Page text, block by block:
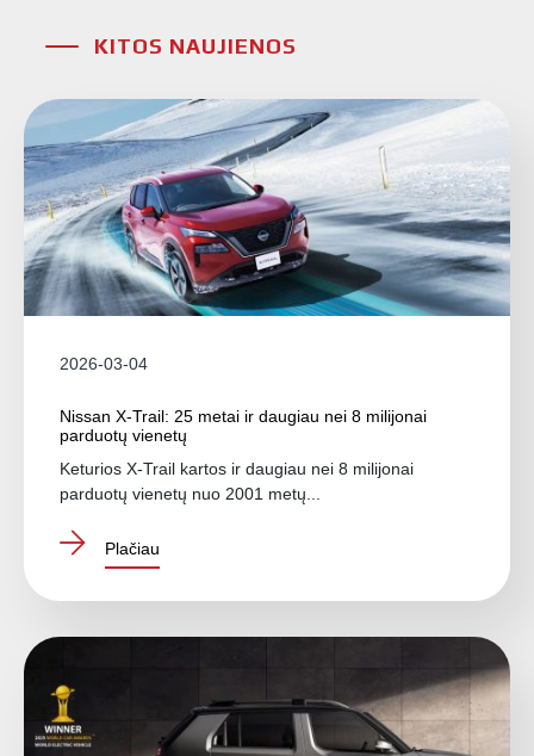
KITOS NAUJIENOS
2026-03-04
Nissan X-Trail: 25 metai ir daugiau nei 8 milijonai
parduotų vienetų
Keturios X-Trail kartos ir daugiau nei 8 milijonai
parduotų vienetų nuo 2001 metų...
Plačiau